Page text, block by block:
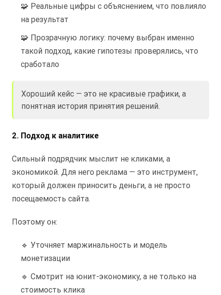
🧩 Реальные цифры с объяснением, что повлияло
на результат
🧩 Прозрачную логику: почему выбран именно
такой подход, какие гипотезы проверялись, что
сработало
Хороший кейс — это не красивые графики, а
понятная история принятия решений.
2. Подход к аналитике
Сильный подрядчик мыслит не кликами, а
экономикой. Для него реклама — это инструмент,
который должен приносить деньги, а не просто
посещаемость сайта.
Поэтому он:
🔹 Уточняет маржинальность и модель
монетизации
🔹 Смотрит на юнит-экономику, а не только на
стоимость клика